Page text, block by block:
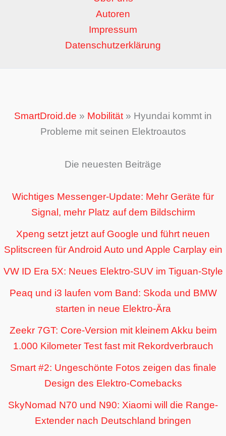
Autoren
Impressum
Datenschutzerklärung
SmartDroid.de » Mobilität» Hyundai kommt in
Probleme mit seinen Elektroautos
Die neuesten Beiträge
Wichtiges Messenger-Update: Mehr Geräte für
Signal, mehr Platz auf dem Bildschirm
Xpeng setzt jetzt auf Google und führt neuen
Splitscreen für Android Auto und Apple Carplay ein
VW ID Era 5X: Neues Elektro-SUV im Tiguan-Style
Peaq und i3 laufen vom Band: Skoda und BMW
starten in neue Elektro-Ära
Zeekr 7GT: Core-Version mit kleinem Akku beim
1.000 Kilometer Test fast mit Rekordverbrauch
Smart #2: Ungeschönte Fotos zeigen das finale
Design des Elektro-Comebacks
SkyNomad N70 und N90: Xiaomi will die Range-
Extender nach Deutschland bringen